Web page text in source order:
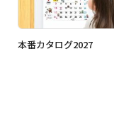
本番カタログ2027